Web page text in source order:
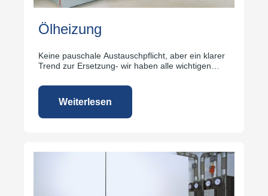
Ölheizung
Keine pauschale Austauschpflicht, aber ein klarer
Trend zur Ersetzung- wir haben alle wichtigen
Weiterlesen